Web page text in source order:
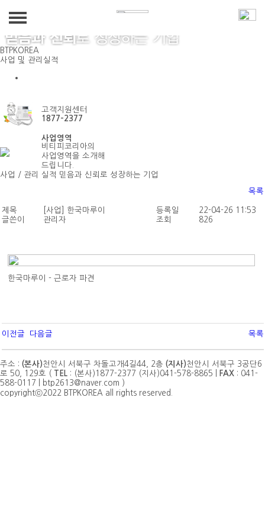
회사소개
회사개요 및 연혁
인·허가사항 / 사회공헌활동
건물종합관리
시설물유지관리
경비보안서비스
방역/소독
사업 및 관리실적
사업 / 관리 실적
견적문의
견적문의
공지사항
BTPKOREA
사업 및 관리실적
고객지원센터
1877-2377
사업영역
비티피코리아의
사업영역을 소개해
드립니다.
사업 / 관리 실적 믿음과 신뢰로 성장하는 기업
목록
제목 [사업] 한국마루이 등록일
22-04-26 11:53
글쓴이
관리자 조회 826
한국마루이 - 근로자 파견
이전글 다음글 목록
주소 : (본사)천안시 서북구 차돌고개4길44, 2층 (지사)천안시 서북구 3공단6
로 50, 129호 ( TEL : (본사)1877-2377 (지사)041-578-8865 | FAX : 041-
588-0117 | btp2613@naver.com )
copyrightⓒ2022 BTPKOREA all rights reserved.